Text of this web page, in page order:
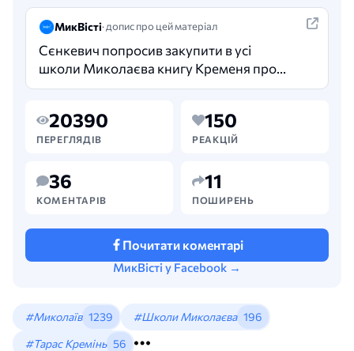
МикВісті· допис про цей матеріал
Сєнкевич попросив закупити в усі
школи Миколаєва книгу Кременя про
Шевченківських лауреатів. У Миколаєві
поповнити примірниками…
20390
ПЕРЕГЛЯДІВ
150
РЕАКЦІЙ
36
КОМЕНТАРІВ
11
ПОШИРЕНЬ
Почитати коментарі
МикВісті у Facebook →
#Миколаїв 1239 #Школи Миколаєва 196
#Тарас Кремінь 56